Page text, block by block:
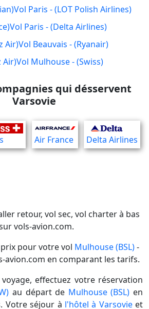
Vol Paris - (LOT Polish Airlines)
Vol Paris - (Delta Airlines)
Air)Vol Beauvais - (Ryanair)
Air)Vol Mulhouse - (Swiss)
qui désservent
Varsovie
Air France Delta Airlines
retour, vol sec, vol charter à bas
vols-avion.com.
pour votre vol Mulhouse (BSL)-
avion.com en comparant les tarifs.
effectuez votre réservation
au départ de Mulhouse (BSL) en
Votre séjour à l'hôtel à Varsovieet